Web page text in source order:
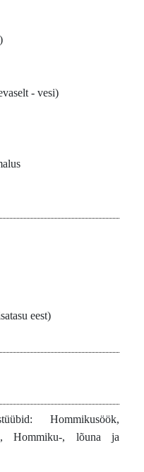
- vesi)
eest)
Hommikusöök,
Hommiku-, lõuna ja